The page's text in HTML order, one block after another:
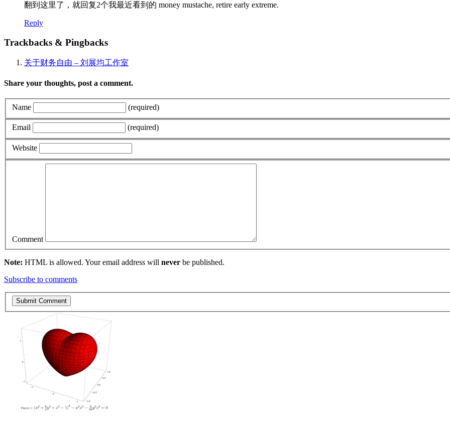
翻到这里了，就回复2个我最近看到的 money mustache, retire early extreme.
Reply
Trackbacks & Pingbacks
关于财务自由 – 刘展均工作室
Share your thoughts, post a comment.
Name (required)
Email (required)
Website
Comment
Note: HTML is allowed. Your email address will never be published.
Subscribe to comments